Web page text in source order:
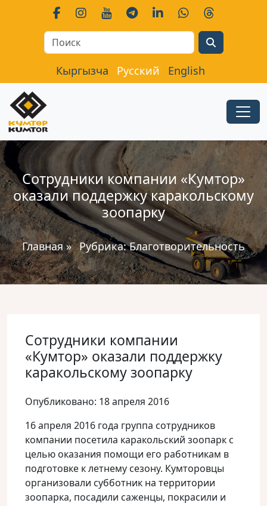
Кыргызча Русский English
Сотрудники компании «Кумтор»
оказали поддержку каракольскому
зоопарку
Главная» Рубрика:Благотворительность
Сотрудники компании
«Кумтор» оказали поддержку
каракольскому зоопарку
Опубликовано: 18 апреля 2016
16 апреля 2016 года группа сотрудников
компании посетила каракольский зоопарк с
целью оказания помощи его работникам в
подготовке к летнему сезону. Кумторовцы
организовали субботник на территории
зоопарка, посадили саженцы, покрасили и